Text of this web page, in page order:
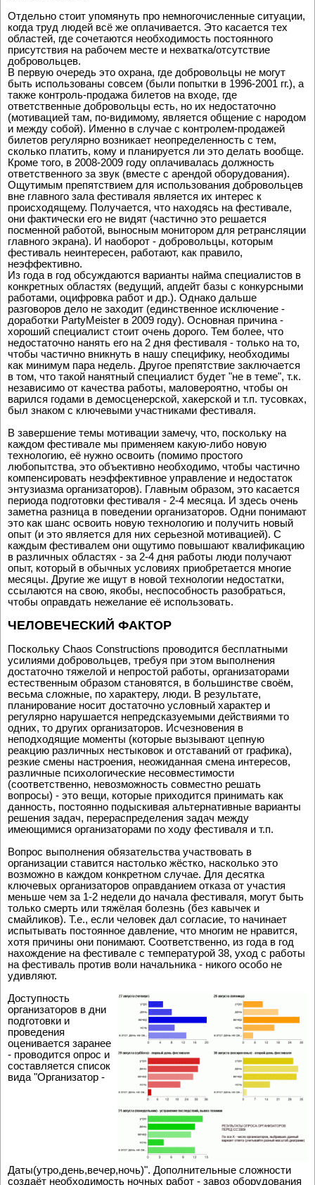
Отдельно стоит упомянуть про немногочисленные ситуации,
когда труд людей всё же оплачивается. Это касается тех
областей, где сочетаются необходимость постоянного
присутствия на рабочем месте и нехватка/отсутствие
добровольцев.
В первую очередь это охрана, где добровольцы не могут
быть использованы совсем (были попытки в 1996-2001 гг.), а
также контроль-продажа билетов на входе, где
ответственные добровольцы есть, но их недостаточно
(мотивацией там, по-видимому, является общение с народом
и между собой). Именно в случае с контролем-продажей
билетов регулярно возникает неопределенность с тем,
сколько платить, кому и планируется ли это делать вообще.
Кроме того, в 2008-2009 году оплачивалась должность
ответственного за звук (вместе с арендой оборудования).
Ощутимым препятствием для использования добровольцев
вне главного зала фестиваля является их интерес к
происходящему. Получается, что находясь на фестивале,
они фактически его не видят (частично это решается
посменной работой, выносным монитором для ретрансляции
главного экрана). И наоборот - добровольцы, которым
фестиваль неинтересен, работают, как правило,
неэффективно.
Из года в год обсуждаются варианты найма специалистов в
конкретных областях (ведущий, апдейт базы с конкурсными
работами, оцифровка работ и др.). Однако дальше
разговоров дело не заходит (единственное исключение -
доработки PartyMeister в 2009 году). Основная причина -
хороший специалист стоит очень дорого. Тем более, что
недостаточно нанять его на 2 дня фестиваля - только на то,
чтобы частично вникнуть в нашу специфику, необходимы
как минимум пара недель. Другое препятствие заключается
в том, что такой нанятный специалист будет "не в теме", т.к.
независимо от качества работы, маловероятно, чтобы он
варился годами в демосценерской, хакерской и т.п. тусовках,
был знаком с ключевыми участниками фестиваля.
В завершение темы мотивации замечу, что, поскольку на
каждом фестивале мы применяем какую-либо новую
технологию, её нужно освоить (помимо простого
любопытства, это объективно необходимо, чтобы частично
компенсировать неэффективное управление и недостаток
энтузиазма организаторов). Главным образом, это касается
периода подготовки фестиваля - 2-4 месяца. И здесь очень
заметна разница в поведении организаторов. Одни понимают
это как шанс освоить новую технологию и получить новый
опыт (и это является для них серьезной мотивацией). С
каждым фестивалем они ощутимо повышают квалификацию
в различных областях - за 2-4 дня работы люди получают
опыт, который в обычных условиях приобретается многие
месяцы. Другие же ищут в новой технологии недостатки,
ссылаются на свою, якобы, неспособность разобраться,
чтобы оправдать нежелание её использовать.
ЧЕЛОВЕЧЕСКИЙ ФАКТОР
Поскольку Chaos Constructions проводится бесплатными
усилиями добровольцев, требуя при этом выполнения
достаточно тяжелой и непростой работы, организаторами
естественным образом становятся, в большинстве своём,
весьма сложные, по характеру, люди. В результате,
планирование носит достаточно условный характер и
регулярно нарушается непредсказуемыми действиями то
одних, то других организаторов. Исчезновения в
неподходящие моменты (которые вызывают цепную
реакцию различных нестыковок и отставаний от графика),
резкие смены настроения, неожиданная смена интересов,
различные психологические несовместимости
(соответственно, невозможность совместно решать
вопросы) - это вещи, которые приходится принимать как
данность, постоянно подыскивая альтернативные варианты
решения задач, перераспределения задач между
имеющимися организаторами по ходу фестиваля и т.п.
Вопрос выполнения обязательства участвовать в
организации ставится настолько жёстко, насколько это
возможно в каждом конкретном случае. Для десятка
ключевых организаторов оправданием отказа от участия
меньше чем за 1-2 недели до начала фестиваля, могут быть
только смерть или тяжёлая болезнь (без кавычек и
смайликов). Т.е., если человек дал согласие, то начинает
испытывать постоянное давление, что многим не нравится,
хотя причины они понимают. Соответственно, из года в год
нахождение на фестивале с температурой 38, уход с работы
на фестиваль против воли начальника - никого особо не
удивляют.
Доступность
организаторов в дни
подготовки и
проведения
оценивается заранее
- проводится опрос и
составляется список
вида "Организатор -
Даты(утро,день,вечер,ночь)". Дополнительные сложности
создаёт необходимость ночных работ - завоз оборудования